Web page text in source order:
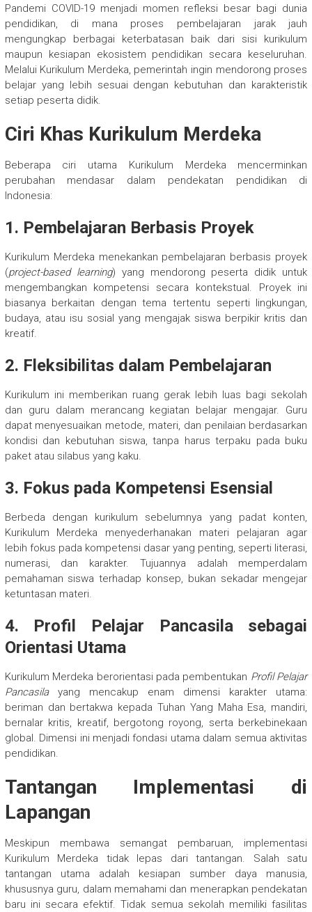
Pandemi COVID-19 menjadi momen refleksi besar bagi dunia
pendidikan, di mana proses pembelajaran jarak jauh
mengungkap berbagai keterbatasan baik dari sisi kurikulum
maupun kesiapan ekosistem pendidikan secara keseluruhan.
Melalui Kurikulum Merdeka, pemerintah ingin mendorong proses
belajar yang lebih sesuai dengan kebutuhan dan karakteristik
setiap peserta didik.
Ciri Khas Kurikulum Merdeka
Beberapa ciri utama Kurikulum Merdeka mencerminkan
perubahan mendasar dalam pendekatan pendidikan di
Indonesia:
1. Pembelajaran Berbasis Proyek
Kurikulum Merdeka menekankan pembelajaran berbasis proyek
(project-based learning) yang mendorong peserta didik untuk
mengembangkan kompetensi secara kontekstual. Proyek ini
biasanya berkaitan dengan tema tertentu seperti lingkungan,
budaya, atau isu sosial yang mengajak siswa berpikir kritis dan
kreatif.
2. Fleksibilitas dalam Pembelajaran
Kurikulum ini memberikan ruang gerak lebih luas bagi sekolah
dan guru dalam merancang kegiatan belajar mengajar. Guru
dapat menyesuaikan metode, materi, dan penilaian berdasarkan
kondisi dan kebutuhan siswa, tanpa harus terpaku pada buku
paket atau silabus yang kaku.
3. Fokus pada Kompetensi Esensial
Berbeda dengan kurikulum sebelumnya yang padat konten,
Kurikulum Merdeka menyederhanakan materi pelajaran agar
lebih fokus pada kompetensi dasar yang penting, seperti literasi,
numerasi, dan karakter. Tujuannya adalah memperdalam
pemahaman siswa terhadap konsep, bukan sekadar mengejar
ketuntasan materi.
4. Profil Pelajar Pancasila sebagai
Orientasi Utama
Kurikulum Merdeka berorientasi pada pembentukan Profil Pelajar
Pancasilayang mencakup enam dimensi karakter utama:
beriman dan bertakwa kepada Tuhan Yang Maha Esa, mandiri,
bernalar kritis, kreatif, bergotong royong, serta berkebinekaan
global. Dimensi ini menjadi fondasi utama dalam semua aktivitas
pendidikan.
Tantangan Implementasi di
Lapangan
Meskipun membawa semangat pembaruan, implementasi
Kurikulum Merdeka tidak lepas dari tantangan. Salah satu
tantangan utama adalah kesiapan sumber daya manusia,
khususnya guru, dalam memahami dan menerapkan pendekatan
baru ini secara efektif. Tidak semua sekolah memiliki fasilitas